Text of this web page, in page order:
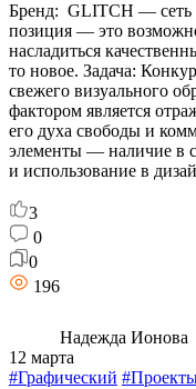
Бренд: GLITCH — сеть
позиция — это
насладиться
то новое. Задача:
свежего визуального
фактором является
его духа свободы и
элементы — наличие в
и использование в
3
0
0
196
Надежда Ионова
12 марта
#Графический